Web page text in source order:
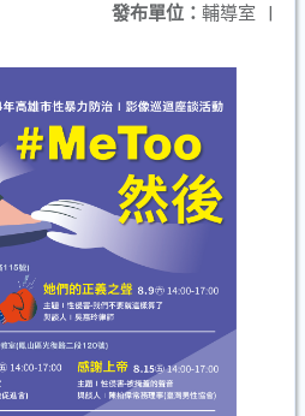
發布單位： 輔導室 |